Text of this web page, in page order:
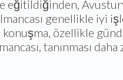
eğitildiğinden,
genellikle iyi
konuşma, özellikle
tanınması